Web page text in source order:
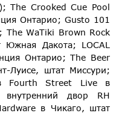
The Crooked Cue Pool
Онтарио; Gusto 101
The WaTiki Brown Rock
Дакота; LOCAL
Онтарио; The Beer
Луисе, штат Миссури;
Fourth Street Live в
внутренний двор RH
в Чикаго, штат